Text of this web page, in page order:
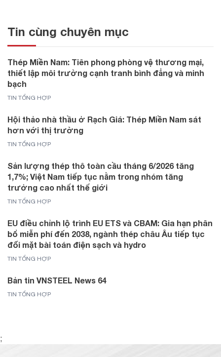
Tin cùng chuyên mục
Thép Miền Nam: Tiên phong phòng vệ thương mại,
thiết lập môi trường cạnh tranh bình đẳng và minh
bạch
TIN TỔNG HỢP
Hội thảo nhà thầu ở Rạch Giá: Thép Miền Nam sát
hơn với thị trường
TIN TỔNG HỢP
Sản lượng thép thô toàn cầu tháng 6/2026 tăng
1,7%; Việt Nam tiếp tục nằm trong nhóm tăng
trưởng cao nhất thế giới
TIN TỔNG HỢP
EU điều chỉnh lộ trình EU ETS và CBAM: Gia hạn phân
bổ miễn phí đến 2038, ngành thép châu Âu tiếp tục
đối mặt bài toán điện sạch và hydro
TIN TỔNG HỢP
Bản tin VNSTEEL News 64
TIN TỔNG HỢP
;